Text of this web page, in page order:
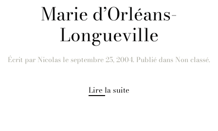
Marie d’Orléans-
Longueville
Écrit par Nicolas leseptembre 25, 2004. Publié dans Non classé.
Lire la suite